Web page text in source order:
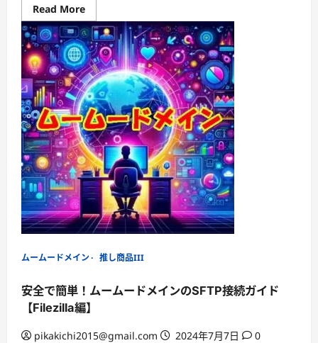
Read MoreRead
more
about
簡
単
設
定
で
安
心！
ム
ー
ム
ー
ド
メ
イ
ン
と
ヘ
ム
ル
の
携
ド
ムームードメイン 推し商品III
安全で簡単！ムームードメインのSFTP接続ガイド
【Filezilla編】
pikakichi2015@gmail.com 2024年7月7日
0